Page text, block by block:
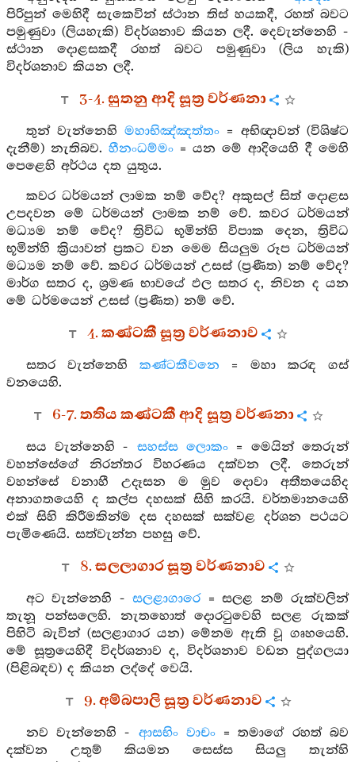
පිරිපුන් මෙහිදී සැකෙවින් ස්ථාන තිස් හයකදී, රහත් බවට
පමුණුවා (ලියහැකි) විදර්ශනාව කියන ලදී. දෙවැන්නෙහි -
ස්ථාන දොළසකදී රහත් බවට පමුණුවා (ලිය හැකි)
විදර්ශනාව කියන ලදී.
3-4. සුතනු ආදි සූත්‍ර වර්ණනා
තුන් වැන්නෙහිමහාභිඤ්ඤත්තං = අභිඥාවන් (විශිෂ්ට
දැනීම්) නැතිබව. හීනංධම්මං = යන මේ ආදියෙහි දී මෙහි
පෙළෙහි අර්ථය දත යුතුය.
කවර ධර්මයන් ලාමක නම් වේද? අකුසල් සිත් දොළස
උපදවන මේ ධර්මයන් ලාමක නම් වේ. කවර ධර්මයන්
මධ්‍යම නම් වේද? ත්‍රිවිධ භූමින්හි විපාක දෙන, ත්‍රිවිධ
භූමින්හි ක්‍රියාවන් ප්‍රකට වන මෙම සියලුම රූප ධර්මයන්
මධ්‍යම නම් වේ. කවර ධර්මයන් උසස් (ප්‍රණීත) නම් වේද?
මාර්ග සතර ද, ශ්‍රමණ භාවයේ ඵල සතර ද, නිවන ද යන
මේ ධර්මයෙන් උසස් (ප්‍රණීත) නම් වේ.
4. කණ්ටකී සූත්‍ර වර්ණනාව
සතර වැන්නෙහිකණ්ටකීවනෙ = මහා කරඳ ගස්
වනයෙහි.
6-7. තතිය කණ්ටකී ආදි සූත්‍ර වර්ණනා
සය වැන්නෙහි - සහස්ස ලොකං = මෙයින් තෙරුන්
වහන්සේගේ නිරන්තර විහරණය දක්වන ලදී. තෙරුන්
වහන්සේ වනාහී උදෑසන ම මුව දොවා අතීතයෙහිද
අනාගතයෙහි ද කල්ප දහසක් සිහි කරයි. වර්තමානයෙහි
එක් සිහි කිරීමකින්ම දස දහසක් සක්වළ දර්ශන පථයට
පැමිණෙයි. සත්වැන්න පහසු වේ.
8. සලලාගාර සූත්‍ර වර්ණනාව
අට වැන්නෙහි -සලළාගාරෙ= සලළ නම් රුක්වලින්
තැනූ පන්සලෙහි. නැතහොත් දොරටුවෙහි සලළ රුකක්
පිහිටි බැවින් (සලළාගාර යන) මේනම ඇති වූ ගෘහයෙහි.
මේ සූත්‍රයෙහිදී විදර්ශනාව ද, විදර්ශනාව වඩන පුද්ගලයා
(පිළිබඳව) ද කියන ලද්දේ වෙයි.
9. අම්බපාලි සූත්‍ර වර්ණනාව
නව වැන්නෙහි - ආසභිං වාචං= තමාගේ රහත් බව
දක්වන උතුම් කියමන සෙස්ස සියලු තැන්හි